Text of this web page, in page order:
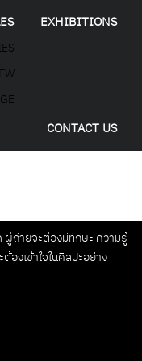
EXHIBITIONS
CONTACT US
ถ่ายจะต้องมีทักษะ ความรู้
องเข้าใจในศิลปะอย่าง